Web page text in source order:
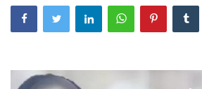
Magazin
Eğitim